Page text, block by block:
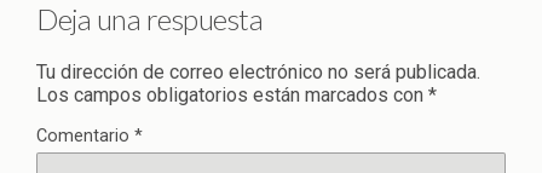
Deja una respuesta
Tu dirección de correo electrónico no será publicada.
Los campos obligatorios están marcados con *
Comentario *